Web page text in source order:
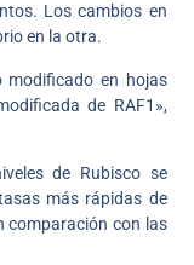
Los cambios en
en la otra.
modificado en hojas
de RAF1»,
de Rubisco se
más rápidas de
comparación con las